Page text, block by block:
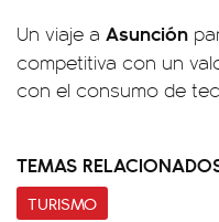
Un viaje a Asunción
competitiva con un
con el consumo de
TEMAS
TURISMO